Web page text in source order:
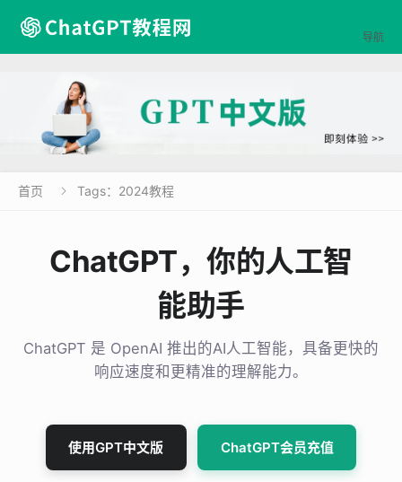
导航
首页  Tags：2024教程
ChatGPT，你的人工智
能助手
ChatGPT 是 OpenAI 推出的AI人工智能，具备更快的
响应速度和更精准的理解能力。
使用GPT中文版 ChatGPT会员充值